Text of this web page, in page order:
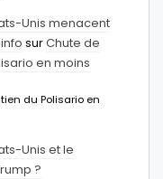
Unis menacent
surChute de
en moins
du Polisario en
Unis et le
?